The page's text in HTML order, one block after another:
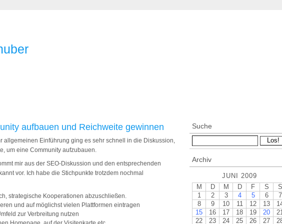
aufbauen und Reichweite gewinnen
allgemeinen Einführung ging es sehr schnell in die Diskussion,
um eine Community aufzubauen.
mir aus der SEO-Diskussion und den entsprechenden
vor. Ich habe die Stichpunkte trotzdem nochmal
strategische Kooperationen abzuschließen.
und auf möglichst vielen Plattformen eintragen
zur Verbreitung nutzen
Suche
Archiv
JUNI 2009
M
D M D F S
S
1
2 3 4 5 6
7
8
9 10 11 12 13
15
16 17 18 19 20
22
23 24 25 26 27